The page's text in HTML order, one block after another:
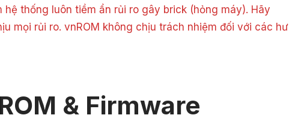
hệ thống luôn tiềm ẩn rủi ro gây brick (hỏng máy). Hãy
mọi rủi ro. vnROM không chịu trách nhiệm đối với các hư
& Firmware